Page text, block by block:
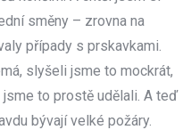
směny – zrovna na
případy s prskavkami.
slyšeli jsme to mockrát,
to prostě udělali. A teď
bývají velké požáry.